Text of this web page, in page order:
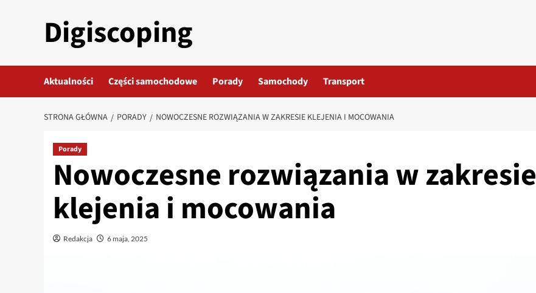
Digiscoping
Aktualności Części samochodowe Porady Samochody Transport
STRONA GŁÓWNA PORADY NOWOCZESNE ROZWIĄZANIA W ZAKRESIE KLEJENIA I MOCOWANIA
Porady
Nowoczesne rozwiązania w zakresie
klejenia i mocowania
Redakcja 6 maja, 2025